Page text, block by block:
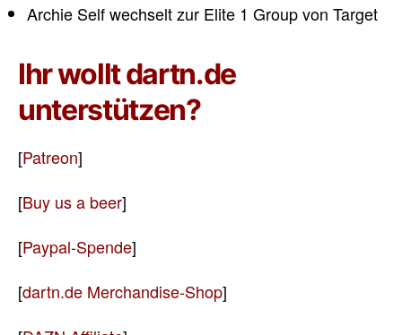
Archie Self wechselt zur Elite 1 Group von Target
Ihr wollt dartn.de
unterstützen?
[Patreon]
[Buy us a beer]
[Paypal-Spende]
[dartn.de Merchandise-Shop]